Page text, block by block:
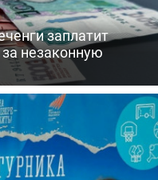
заплатит
незаконную